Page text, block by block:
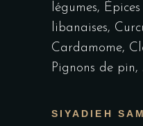
légumes,
libanaises,
Cardamome,
Pignons de pin,
SIYADIEH